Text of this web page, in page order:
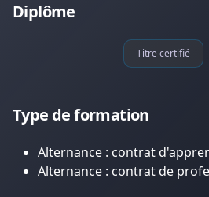
Diplôme
Titre certifié
Type de formation
Alternance : contrat
Alternance : contrat de